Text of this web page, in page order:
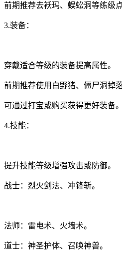
前期推荐去袄玛、蜈蚣洞等练级点
3.装备：
穿戴适合等级的装备提高属性。
前期推荐使用白野猪、僵尸洞掉
可通过打宝或购买获得更好装备。
4.技能：
提升技能等级增强攻击或防御。
战士：烈火剑法、冲锋斩。
法师：雷电术、火墙术。
道士：神圣护体、召唤神兽。